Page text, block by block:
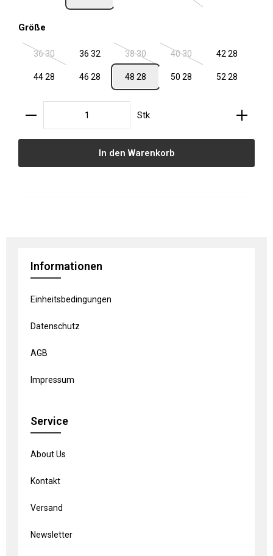
Größe
36 30(Diese Option ist zurzeit nicht verfügbar.)
36 32 38 30(Diese Option ist zurzeit nicht
40 30(Diese Option ist zurzeit
42 28
44 28 46 28 48 28 50 28 52 28
Produkt Anzahl: Gib den gewünschten Wert ein
Stk
In den Warenkorb
Informationen
Einheitsbedingungen
Datenschutz
AGB
Impressum
Service
About Us
Kontakt
Versand
Newsletter